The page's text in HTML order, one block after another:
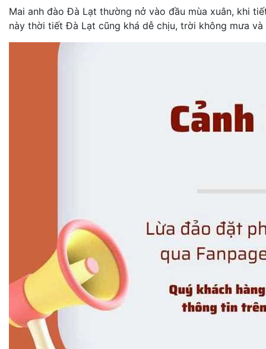
Mai anh đào Đà Lạt thường nở vào đầu mùa xuân, khi
này thời tiết Đà Lạt cũng khá dễ chịu, trời không mưa và